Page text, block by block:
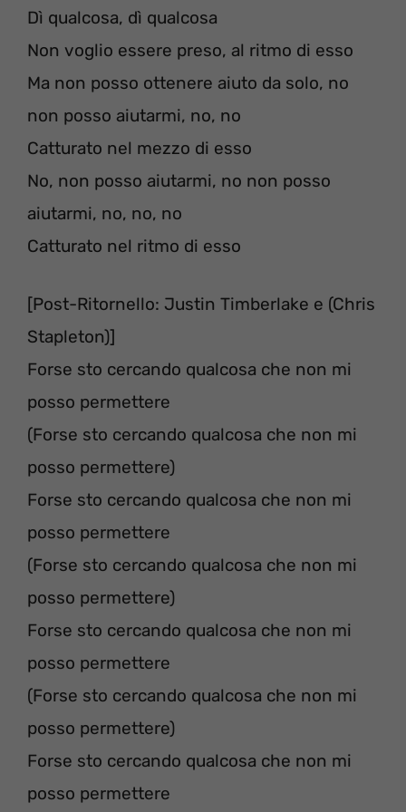
Dì qualcosa, dì qualcosa
Non voglio essere preso, al ritmo di esso
Ma non posso ottenere aiuto da solo, no
non posso aiutarmi, no, no
Catturato nel mezzo di esso
No, non posso aiutarmi, no non posso
aiutarmi, no, no, no
Catturato nel ritmo di esso
[Post-Ritornello: Justin Timberlake e (Chris
Stapleton)]
Forse sto cercando qualcosa che non mi
posso permettere
(Forse sto cercando qualcosa che non mi
posso permettere)
Forse sto cercando qualcosa che non mi
posso permettere
(Forse sto cercando qualcosa che non mi
posso permettere)
Forse sto cercando qualcosa che non mi
posso permettere
(Forse sto cercando qualcosa che non mi
posso permettere)
Forse sto cercando qualcosa che non mi
posso permettere